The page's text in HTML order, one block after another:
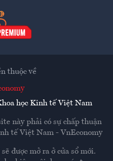
thuộc về
học Kinh tế Việt Nam
này phải có sự chấp thuận
tế Việt Nam - VnEconomy
được mở ra ở cửa sổ mới.